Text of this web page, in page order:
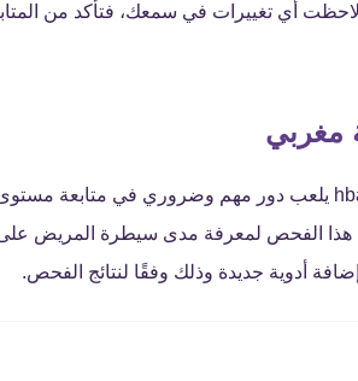
لاحظت أي تغييرات في سمعك، فتأكد من
مغربي
هذا الفحص لمعرفة مدى سيطرة المريض
إضافة أدوية جديدة وذلك وفقًا لنتائج الفحص.